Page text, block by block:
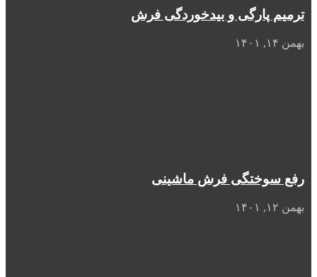
ترمیم پارگی و بیدخوردگی فرش
بهمن ۱۴, ۱۴۰۱
رفع سوختگی فرش ماشینی
بهمن ۱۲, ۱۴۰۱